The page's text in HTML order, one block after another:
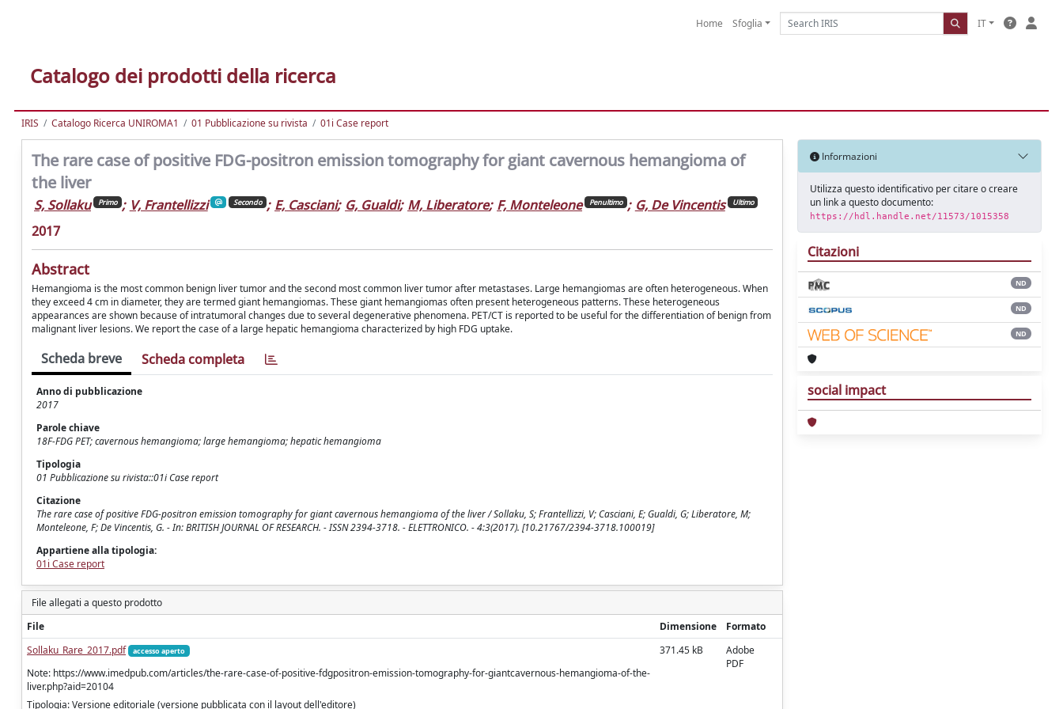
Home Sfoglia IT
Catalogo dei prodotti della ricerca
IRIS Catalogo Ricerca UNIROMA1 01 Pubblicazione su rivista 01i Case report
The rare case of positive FDG-positron emission tomography for giant cavernous hemangioma of
the liver
S, Sollaku Primo ; V, Frantellizzi Secondo ; E, Casciani; G, Gualdi; M, Liberatore; F, Monteleone Penultimo ; G, De Vincentis Ultimo
2017
Abstract
Hemangioma is the most common benign liver tumor and the second most common liver tumor after metastases. Large hemangiomas are often heterogeneous. When
they exceed 4 cm in diameter, they are termed giant hemangiomas. These giant hemangiomas often present heterogeneous patterns. These heterogeneous
appearances are shown because of intratumoral changes due to several degenerative phenomena. PET/CT is reported to be useful for the differentiation of benign from
malignant liver lesions. We report the case of a large hepatic hemangioma characterized by high FDG uptake.
Scheda breve Scheda completa
Anno di pubblicazione
2017
Parole chiave
18F-FDG PET; cavernous hemangioma; large hemangioma; hepatic hemangioma
Tipologia
01 Pubblicazione su rivista::01i Case report
Citazione
The rare case of positive FDG-positron emission tomography for giant cavernous hemangioma of the liver / Sollaku, S; Frantellizzi, V; Casciani, E; Gualdi, G; Liberatore, M;
Monteleone, F; De Vincentis, G. - In: BRITISH JOURNAL OF RESEARCH. - ISSN 2394-3718. - ELETTRONICO. - 4:3(2017). [10.21767/2394-3718.100019]
Appartiene alla tipologia:
01i Case report
File allegati a questo prodotto
File
Dimensione
Formato
Sollaku_Rare_2017.pdf
accesso aperto
Note: https://www.imedpub.com/articles/the-rare-case-of-positive-fdgpositron-emission-tomography-for-giantcavernous-hemangioma-of-the-
liver.php?aid=20104
Tipologia: Versione editoriale (versione pubblicata con il layout dell'editore)
371.45 kB
Adobe
PDF
Informazioni
Utilizza questo identificativo per citare o creare
un link a questo documento:
https://hdl.handle.net/11573/1015358
Citazioni
ND
ND
ND
social impact